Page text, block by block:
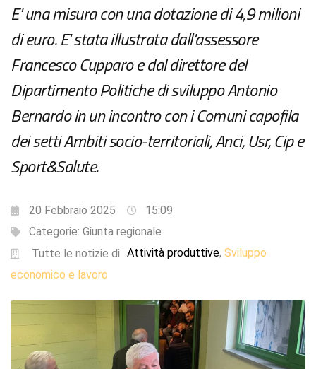
E' una misura con una dotazione di 4,9 milioni
di euro. E' stata illustrata dall'assessore
Francesco Cupparo e dal direttore del
Dipartimento Politiche di sviluppo Antonio
Bernardo in un incontro con i Comuni capofila
dei setti Ambiti socio-territoriali, Anci, Usr, Cip e
Sport&Salute.
20 Febbraio 2025
15:09
Categorie: Giunta regionale
Tutte le notizie di Attività produttive, Sviluppo
economico e lavoro